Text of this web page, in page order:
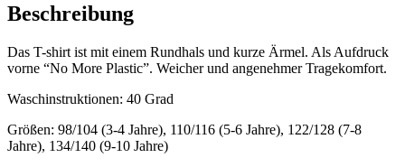
Beschreibung
Das T-shirt ist mit einem Rundhals und kurze Ärmel. Als Aufdruck
vorne “No More Plastic”. Weicher und angenehmer Tragekomfort.
Waschinstruktionen: 40 Grad
Größen: 98/104 (3-4 Jahre), 110/116 (5-6 Jahre), 122/128 (7-8
Jahre), 134/140 (9-10 Jahre)